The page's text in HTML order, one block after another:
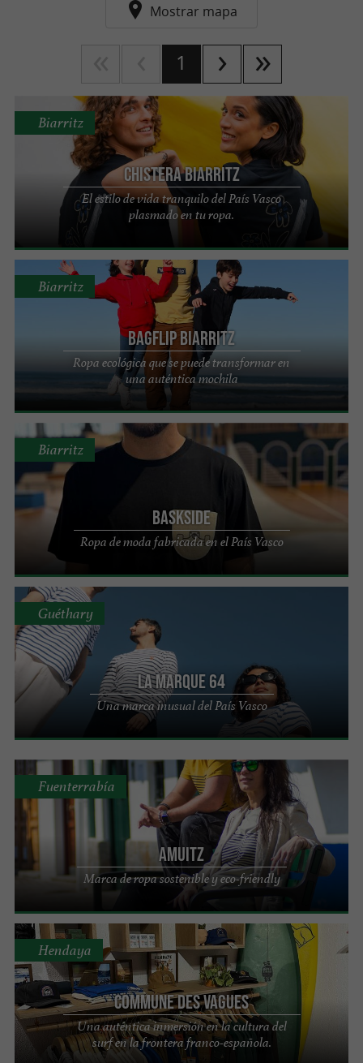
Mostrar mapa
1
Chistera Biarritz
El estilo de vida tranquilo del País Vasco
plasmado en tu ropa.
Biarritz
Bagflip Biarritz
Ropa ecológica que se puede transformar en
una auténtica mochila
Biarritz
BASKSIDE
Ropa de moda fabricada en el País Vasco
Biarritz
La Marque 64
Una marca inusual del País Vasco
Guéthary
AMUITZ
Marca de ropa sostenible y eco-friendly
Fuenterrabía
Commune Des Vagues
Una auténtica inmersión en la cultura del
surf en la frontera franco-española.
Hendaya